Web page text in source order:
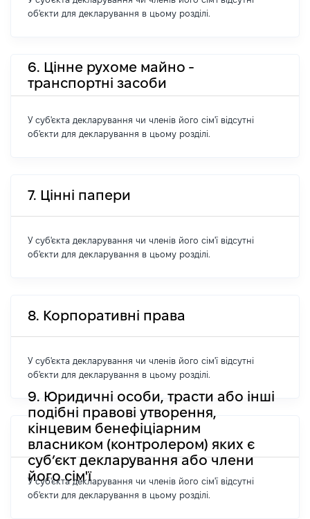
об'єкти для декларування в цьому розділі.
6. Цінне рухоме майно -
транспортні засоби
У суб'єкта декларування чи членів його сім'ї відсутні
об'єкти для декларування в цьому розділі.
7. Цінні папери
У суб'єкта декларування чи членів його сім'ї відсутні
об'єкти для декларування в цьому розділі.
8. Корпоративні права
У суб'єкта декларування чи членів його сім'ї відсутні
об'єкти для декларування в цьому розділі.
9. Юридичні особи, трасти або інші
подібні правові утворення,
кінцевим бенефіціарним
власником (контролером) яких є
суб’єкт декларування або члени
його сім'ї
У суб'єкта декларування чи членів його сім'ї відсутні
об'єкти для декларування в цьому розділі.